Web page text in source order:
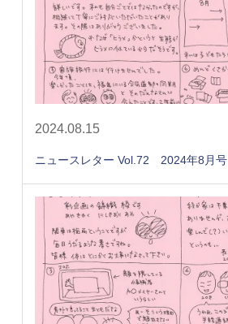
2024.08.15
ニュースレター Vol.72 2024年8月号